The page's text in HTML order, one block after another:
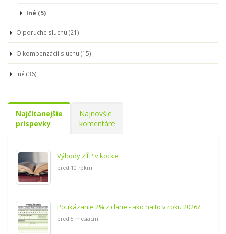
Iné (5)
O poruche sluchu (21)
O kompenzácií sluchu (15)
Iné (36)
Najčítanejšie
príspevky
Najnovšie
komentáre
Výhody ZŤP v kocke
pred 10 rokmi
Poukázanie 2% z dane - ako na to v roku 2026?
pred 5 mesiacmi